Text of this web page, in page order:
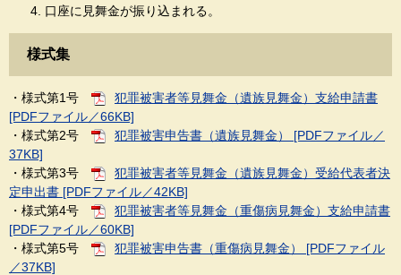
口座に見舞金が振り込まれる。
様式集
・様式第1号
犯罪被害者等見舞金（遺族見舞金）支給申請書
[PDFファイル／66KB]
・様式第2号
犯罪被害申告書（遺族見舞金） [PDFファイル／
37KB]
・様式第3号
犯罪被害者等見舞金（遺族見舞金）受給代表者決
定申出書 [PDFファイル／42KB]
・様式第4号
犯罪被害者等見舞金（重傷病見舞金）支給申請書
[PDFファイル／60KB]
・様式第5号
犯罪被害申告書（重傷病見舞金） [PDFファイル
／37KB]